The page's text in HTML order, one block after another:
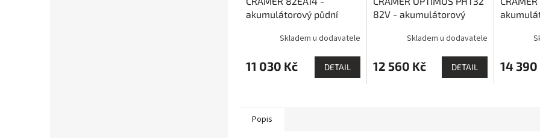
R
A
akumulátorový půdní
Skladem u dodavatele
11 030 Kč DETAIL
82V - akumulátorový
Skladem u dodavatele
12 560 Kč DETAIL 14 390
Popis